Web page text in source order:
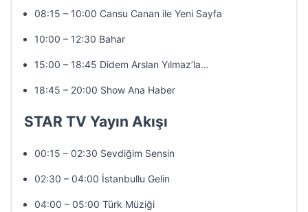
08:15 – 10:00 Cansu Canan ile Yeni Sayfa
10:00 – 12:30 Bahar
15:00 – 18:45 Didem Arslan Yılmaz’la…
18:45 – 20:00 Show Ana Haber
STAR TV Yayın Akışı
00:15 – 02:30 Sevdiğim Sensin
02:30 – 04:00 İstanbullu Gelin
04:00 – 05:00 Türk Müziği